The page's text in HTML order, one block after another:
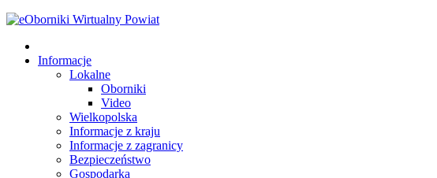
Informacje
Lokalne
Oborniki
Video
Wielkopolska
Informacje z kraju
Informacje z zagranicy
Bezpieczeństwo
Gospodarka